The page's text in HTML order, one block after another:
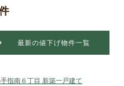
最新の値下げ物件一覧
指南６丁目 新築一戸建て